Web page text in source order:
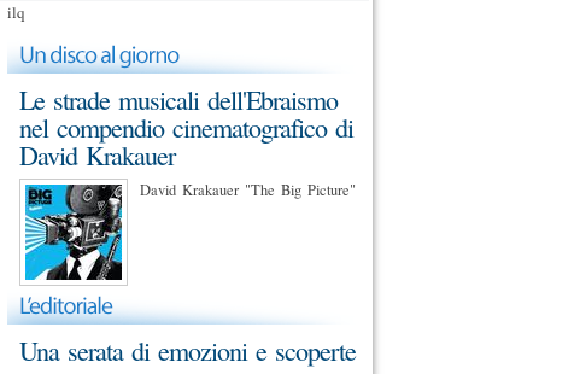
ilq
Le strade musicali dell'Ebraismo
nel compendio cinematografico di
David Krakauer
David Krakauer "The Big Picture"
Una serata di emozioni e scoperte